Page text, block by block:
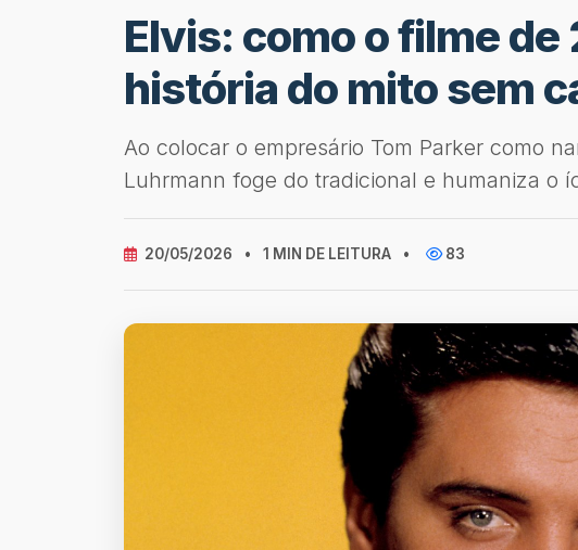
Elvis: como o filme
história do mito sem
Ao colocar o empresário Tom Parker como
Luhrmann foge do tradicional e humaniza o
20/05/2026 • 1 MIN DE LEITURA • 83